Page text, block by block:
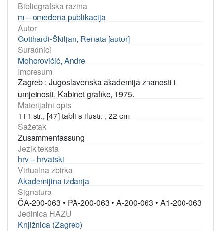
Bibliografska razina
m – omeđena publikacija
Autor
Gotthardi-Škiljan, Renata [autor]
Suradnici
Mohorovičić, Andre
Impresum
Zagreb : Jugoslavenska akademija znanosti i
umjetnosti, Kabinet grafike, 1975.
Materijalni opis
111 str., [47] tabli s ilustr. ; 22 cm
Sažetak
Zusammenfassung
Jezik teksta
hrv – hrvatski
Virtualna zbirka
Akademijina izdanja
Signatura
ČA-200-063 • PA-200-063 • A-200-063 • A1-200-063
Jedinica HAZU
Knjižnica (Zagreb)